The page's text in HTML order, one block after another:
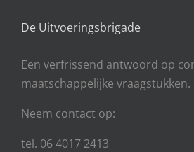
De Uitvoeringsbrigade
Een verfrissend antwoord op
maatschappelijke vraagstukken.
Neem contact op:
tel. 06 4017 2413